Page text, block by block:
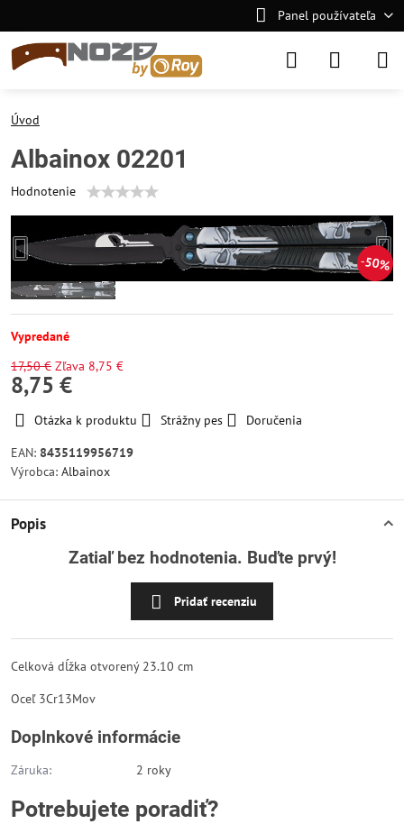
Panel používateľa
50%
Úvod
Albainox 02201
Hodnotenie
Vypredané
17,50 € Zľava 8,75 €
8,75 €
Otázka k produktu Strážny pes
Doručenia
EAN: 8435119956719
Výrobca: Albainox
Popis
Zatiaľ bez hodnotenia. Buďte prvý!
Pridať recenziu
Celková dĺžka otvorený 23.10 cm
Oceľ 3Cr13Mov
Doplnkové informácie
Záruka: 2 roky
Potrebujete poradiť?